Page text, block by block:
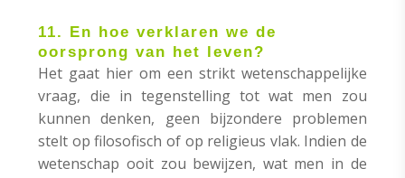
11. En hoe verklaren we de
oorsprong van het leven?
Het gaat hier om een strikt wetenschappelijke
vraag, die in tegenstelling tot wat men zou
kunnen denken, geen bijzondere problemen
stelt op filosofisch of op religieus vlak. Indien de
wetenschap ooit zou bewijzen, wat men in de